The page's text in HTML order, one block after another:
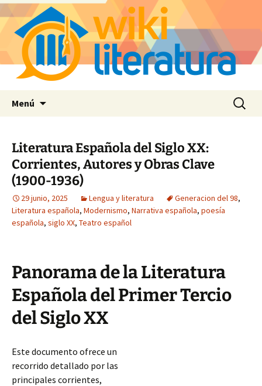
Menú Buscar:
Literatura Española del Siglo XX:
Corrientes, Autores y Obras Clave
(1900-1936)
29 junio, 2025 Lengua y literatura Generacion del 98,
Literatura española, Modernismo, Narrativa española, poesía
española, siglo XX, Teatro español
Panorama de la Literatura
Española del Primer Tercio
del Siglo XX
Este documento ofrece un
recorrido detallado por las
principales corrientes,